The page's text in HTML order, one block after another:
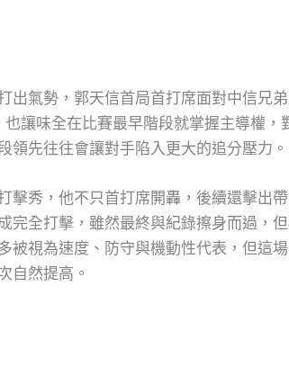
出氣勢，郭天信首局首打席面對中信兄
讓味全在比賽最早階段就掌握主導權
領先往往會讓對手陷入更大的追分壓力。
擊秀，他不只首打席開轟，後續還擊出
完全打擊，雖然最終與紀錄擦身而過，
被視為速度、防守與機動性代表，但這
自然提高。